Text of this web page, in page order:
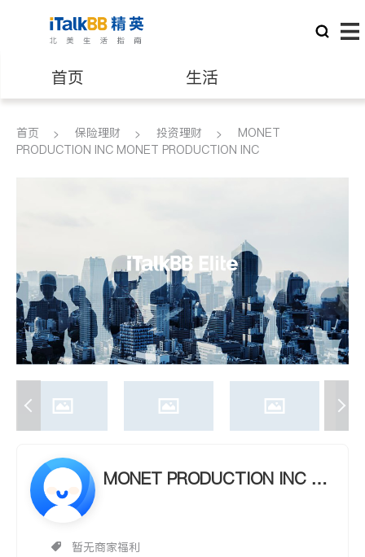
首页 生活
医生 律师
养老 非盈利组织
首页 保险理财 投资理财
MONET
PRODUCTION INC MONET PRODUCTION INC
MONET PRODUCTION INC M
暂无商家福利